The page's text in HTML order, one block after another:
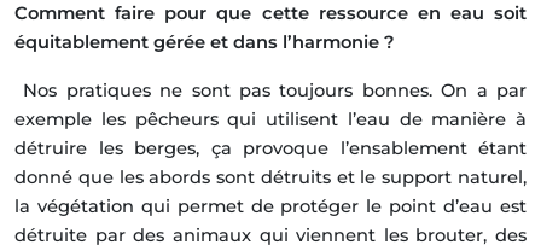
Comment faire pour que cette ressource en eau soit
équitablement gérée et dans l’harmonie ?
Nos pratiques ne sont pas toujours bonnes. On a par
exemple les pêcheurs qui utilisent l’eau de manière à
détruire les berges, ça provoque l’ensablement étant
donné que les abords sont détruits et le support naturel,
la végétation qui permet de protéger le point d’eau est
détruite par des animaux qui viennent les brouter, des